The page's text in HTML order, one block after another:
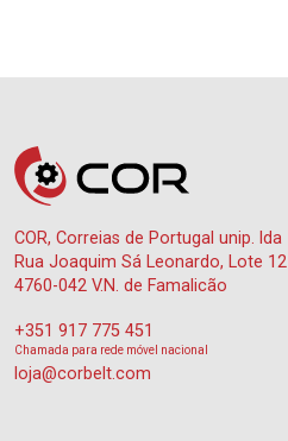
COR, Correias de Portugal unip. lda
Rua Joaquim Sá Leonardo, Lote 12
4760-042 V.N. de Famalicão
+351 917 775 451
Chamada para rede móvel nacional
loja@corbelt.com